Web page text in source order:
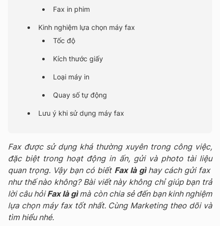
Fax in phim
Kinh nghiệm lựa chọn máy fax
Tốc độ
Kích thước giấy
Loại máy in
Quay số tự động
Lưu ý khi sử dụng máy fax
Fax được sử dụng khá thường xuyên trong công việc,
đặc biệt trong hoạt động in ấn, gửi và photo tài liệu
quan trọng. Vậy bạn có biết Fax là gìhay cách gửi fax
như thế nào không? Bài viết này không chỉ giúp bạn trả
lời câu hỏiFax là gìmà còn chia sẻ đến bạn kinh nghiệm
lựa chọn máy fax tốt nhất. Cùng Marketing theo dõi và
tìm hiểu nhé.